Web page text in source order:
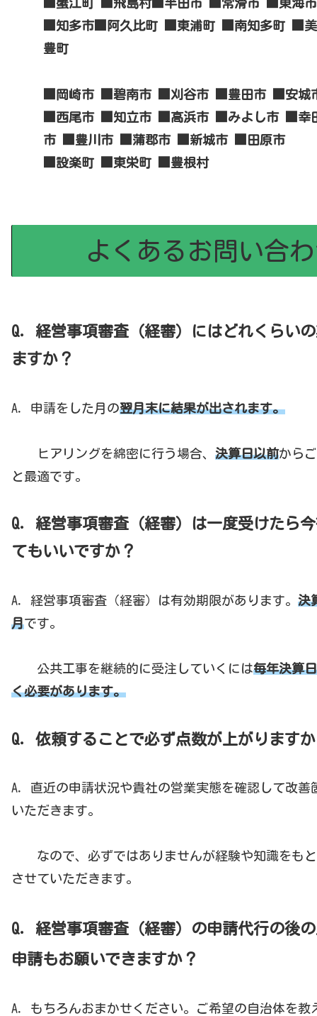
■蟹江町 ■飛島村■半田市 ■常滑市 ■東海
■知多市■阿久比町 ■東浦町 ■南知多町 ■
豊町
■岡崎市 ■碧南市 ■刈谷市 ■豊田市 ■安城
■西尾市 ■知立市 ■高浜市 ■みよし市 ■幸
市 ■豊川市 ■蒲郡市 ■新城市 ■田原市
■設楽町 ■東栄町 ■豊根村
よくあるお問い合
Q．経営事項審査（経審）にはどれくらい
ますか？
A．申請をした月の翌月末に結果が出されます。
ヒアリングを綿密に行う場合、 決算日以前から
と最適です。
Q．経営事項審査（経審）は一度受けたら
てもいいですか？
A．経営事項審査（経審）は有効期限があります。 決
月です。
公共工事を継続的に受注していくには毎年決算
く必要があります。
Q．依頼することで必ず点数が上がります
A．直近の申請状況や貴社の営業実態を確認して改善
いただきます。
なので、必ずではありませんが経験や知識をも
させていただきます。
Q．経営事項審査（経審）の申請代行の後
申請もお願いできますか？
A．もちろんおまかせください。ご希望の自治体を教